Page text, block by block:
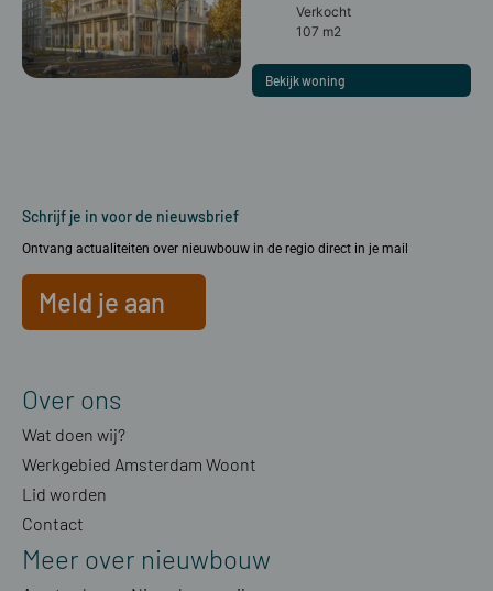
Verkocht
107 m2
Bekijk woning
Schrijf je in voor de nieuwsbrief
Ontvang actualiteiten over nieuwbouw in de regio direct in je mail
Meld je aan
Over ons
Wat doen wij?
Werkgebied Amsterdam Woont
Lid worden
Contact
Meer over nieuwbouw